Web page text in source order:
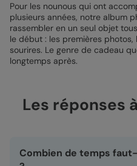
Pour les nounous qui ont
plusieurs années, notre album
rassembler en un seul objet
le début : les premières photos,
sourires. Le genre de cadeau
longtemps après.
Les réponses
Combien de temps